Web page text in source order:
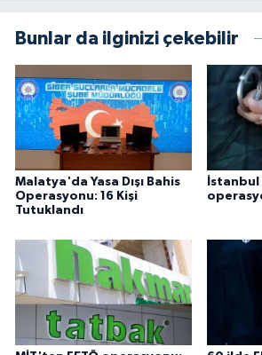
Bunlar da ilginizi çekebilir
Malatya'da Yasa Dışı Bahis
Operasyonu: 16 Kişi
Tutuklandı
İstanbul